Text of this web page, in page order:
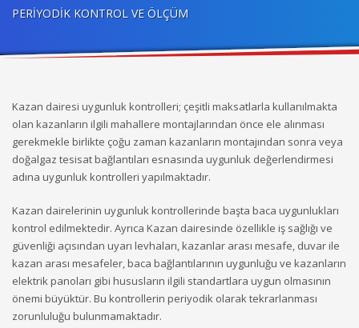
PERİYODİK KONTROL VE ÖLÇÜM
Kazan dairesi uygunluk kontrolleri; çeşitli maksatlarla kullanılmakta
olan kazanların ilgili mahallere montajlarından önce ele alınması
gerekmekle birlikte çoğu zaman kazanların montajından sonra veya
doğalgaz tesisat bağlantıları esnasında uygunluk değerlendirmesi
adına uygunluk kontrolleri yapılmaktadır.
Kazan dairelerinin uygunluk kontrollerinde başta baca uygunlukları
kontrol edilmektedir. Ayrıca Kazan dairesinde özellikle iş sağlığı ve
güvenliği açısından uyarı levhaları, kazanlar arası mesafe, duvar ile
kazan arası mesafeler, baca bağlantılarının uygunluğu ve kazanların
elektrik panoları gibi hususların ilgili standartlara uygun olmasının
önemi büyüktür. Bu kontrollerin periyodik olarak tekrarlanması
zorunluluğu bulunmamaktadır.